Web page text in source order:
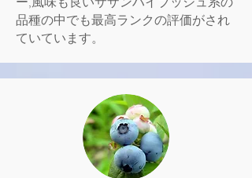
品種の中でも最高ランクの評価がされ
ていています。